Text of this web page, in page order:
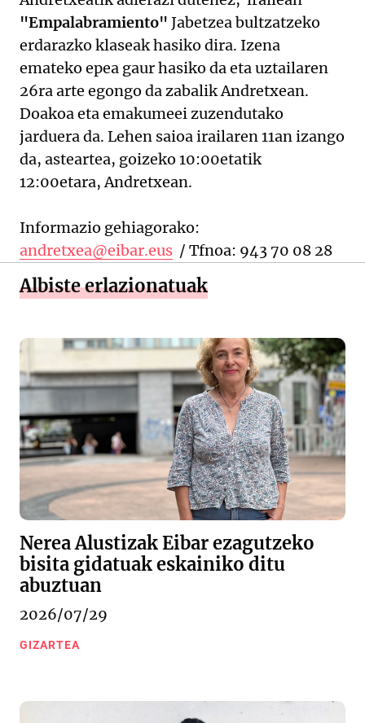
"Empalabramiento" Jabetzea bultzatzeko
erdarazko klaseak hasiko dira. Izena
emateko epea gaur hasiko da eta uztailaren
26ra arte egongo da zabalik Andretxean.
Doakoa eta emakumeei zuzendutako
jarduera da. Lehen saioa irailaren 11an izango
da, asteartea, goizeko 10:00etatik
12:00etara, Andretxean.
Informazio gehiagorako:
andretxea@eibar.eus / Tfnoa: 943 70 08 28
Albiste erlazionatuak
Nerea Alustizak Eibar ezagutzeko
bisita gidatuak eskainiko ditu
abuztuan
2026/07/29
GIZARTEA